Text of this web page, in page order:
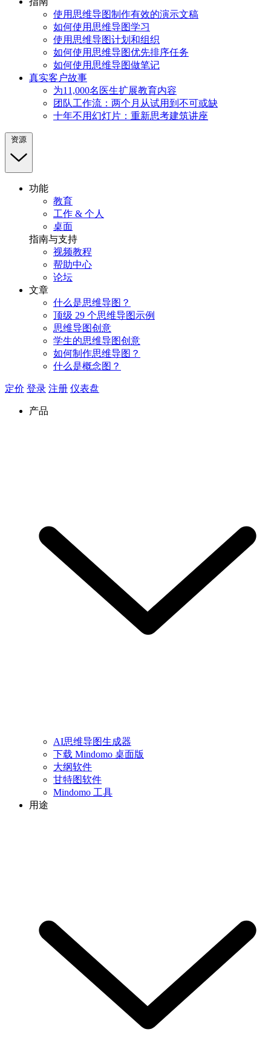
使用思维导图制作有效的演示文稿
如何使用思维导图学习
使用思维导图计划和组织
如何使用思维导图优先排序任务
如何使用思维导图做笔记
真实客户故事
为11,000名医生扩展教育内容
团队工作流：两个月从试用到不可或缺
十年不用幻灯片：重新思考建筑讲座
资源
功能
教育
工作 & 个人
桌面
指南与支持
视频教程
帮助中心
论坛
文章
什么是思维导图？
顶级 29 个思维导图示例
思维导图创意
学生的思维导图创意
如何制作思维导图？
什么是概念图？
定价 登录 注册 仪表盘
产品
AI思维导图生成器
下载 Mindomo 桌面版
大纲软件
甘特图软件
Mindomo 工具
用途